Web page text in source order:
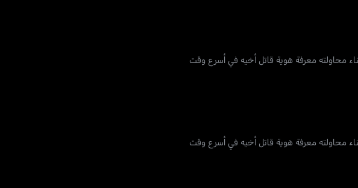
محاولته معرفة هوية قاتل أخيه في أسرع وقت
محاولته معرفة هوية قاتل أخيه في أسرع وقت